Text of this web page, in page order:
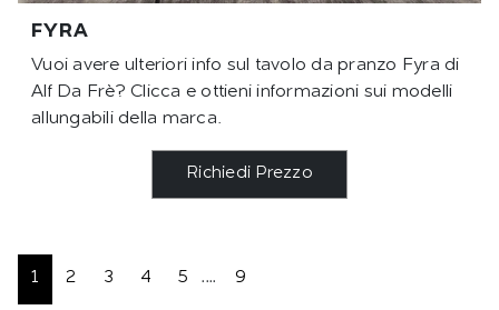
FYRA
Vuoi avere ulteriori info sul tavolo da pranzo Fyra di
Alf Da Frè? Clicca e ottieni informazioni sui modelli
allungabili della marca.
Richiedi Prezzo
1 2 3 4 5 .... 9